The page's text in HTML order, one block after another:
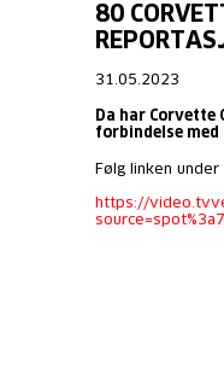
80
31.05.2023
Da har Corvette
forbindelse
Følg linken
https://